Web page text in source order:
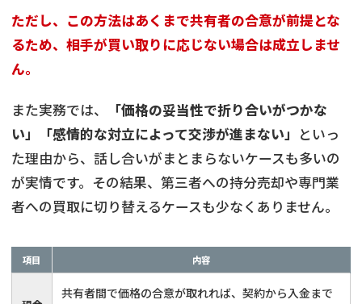
ただし、この方法はあくまで共有者の合意が前提とな
るため、相手が買い取りに応じない場合は成立しませ
ん。
また実務では、
「価格の妥当性で折り合いがつかな
い」「感情的な対立によって交渉が進まない」 といっ
た理由から、話し合いがまとまらないケースも多いの
が実情です。その結果、第三者への持分売却や専門業
者への買取に切り替えるケースも少なくありません。
項目 内容
共有者間で価格の合意が取れれば、契約から入金まで